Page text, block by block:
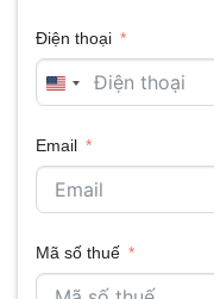
cấp.
Quý
Điện thoại
UNITED
+1
Email
Mã số thuế